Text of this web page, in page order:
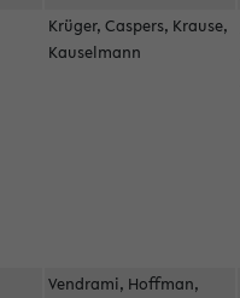
Krüger, Caspers, Krause,
Kauselmann
Vendrami, Hoffman,